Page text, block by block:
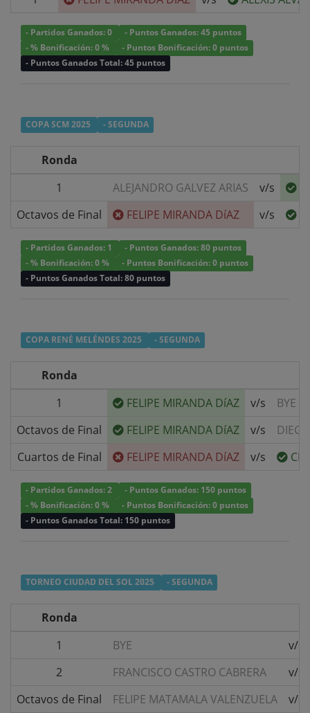
- Partidos Ganados: 0
- Puntos Ganados: 45 puntos
- % Bonificación: 0 %
- Puntos Bonificación: 0 puntos
- Puntos Ganados Total: 45 puntos
COPA SCM 2025 - SEGUNDA
Ronda
1
ALEJANDRO GALVEZ ARIAS v/s
Octavos de Final
FELIPE MIRANDA DíAZ v/s
- Partidos Ganados: 1
- Puntos Ganados: 80 puntos
- % Bonificación: 0 %
- Puntos Bonificación: 0 puntos
- Puntos Ganados Total: 80 puntos
COPA RENÉ MELÉNDES 2025 - SEGUNDA
Ronda
1
FELIPE MIRANDA DíAZ v/s
BYE
Octavos de Final
FELIPE MIRANDA DíAZ v/s
Cuartos de Final
FELIPE MIRANDA DíAZ v/s
- Partidos Ganados: 2
- Puntos Ganados: 150 puntos
- % Bonificación: 0 %
- Puntos Bonificación: 0 puntos
- Puntos Ganados Total: 150 puntos
TORNEO CIUDAD DEL SOL 2025 - SEGUNDA
Ronda
1
BYE
v/s
2
FRANCISCO CASTRO CABRERA
v/s
Octavos de Final
FELIPE MATAMALA VALENZUELA v/s